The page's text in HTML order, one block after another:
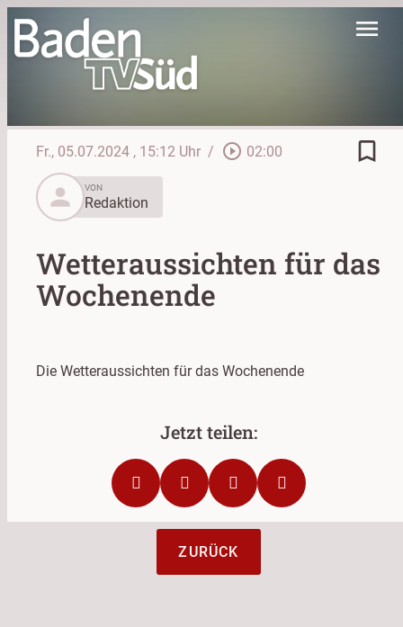
menu
Fr., 05.07.2024 , 15:12 Uhr / play_circle_outline 02:00
bookmark_border
person
VON
Redaktion
Wetteraussichten für das
Wochenende
Die Wetteraussichten für das Wochenende
ZURÜCK